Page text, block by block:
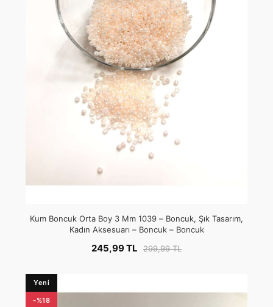
Kum Boncuk Orta Boy 3 Mm 1039 – Boncuk, Şık Tasarım,
Kadın Aksesuarı – Boncuk – Boncuk
245,99 TL 299,99 TL
Yeni
-%18